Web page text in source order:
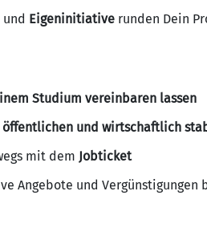
und Eigeninitiative runden Dein
Studium vereinbaren lassen
öffentlichen und wirtschaftlich
mit dem Jobticket
Angebote und Vergünstigungen